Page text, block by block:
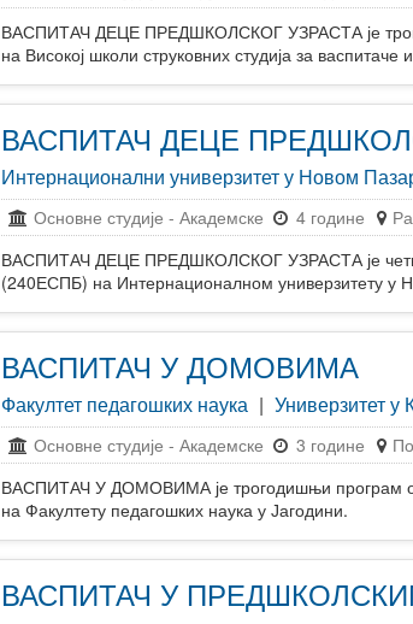
ВАСПИТАЧ ДЕЦЕ ПРЕДШКОЛСКОГ УЗРАСТА је
на Високој школи струковних студија за
ВАСПИТАЧ ДЕЦЕ
Интернационални универзитет у Новом
Основне студије - Академске 4 године
ВАСПИТАЧ ДЕЦЕ ПРЕДШКОЛСКОГ УЗРАСТА је
(240ЕСПБ) на Интернационалном универзитету у
ВАСПИТАЧ У ДОМОВИМА
Факултет педагошких наука | Универзитет у
Основне студије - Академске 3 године
ВАСПИТАЧ У ДОМОВИМА је трогодишњи програм
на Факултету педагошких наука у Јагодини.
ВАСПИТАЧ У